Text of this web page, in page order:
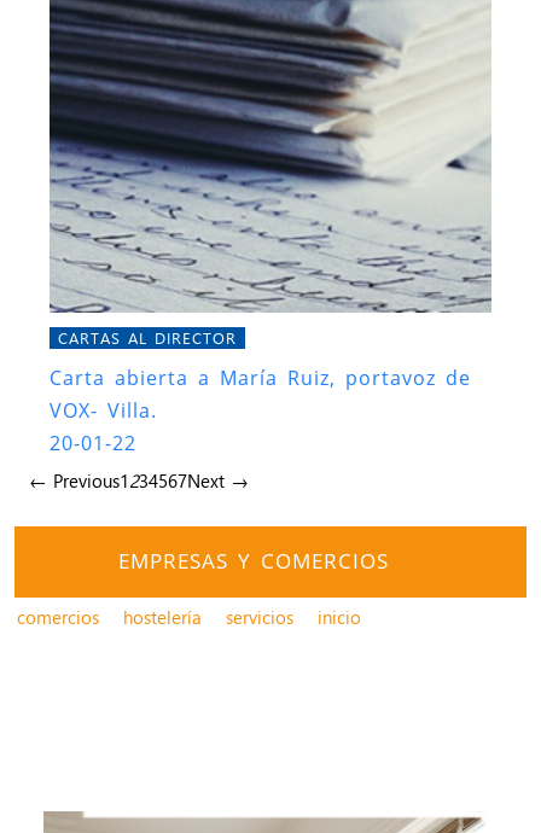
CARTAS AL DIRECTOR
Carta abierta a María Ruiz, portavoz de
VOX- Villa.
20-01-22
← Previous1234567Next →
EMPRESAS Y COMERCIOS
comercios hostelería servicios inicio